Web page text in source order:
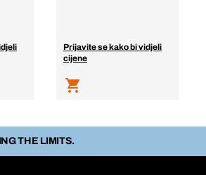
Prijavite se kako bi vidjeli
cijene
THE LIMITS.